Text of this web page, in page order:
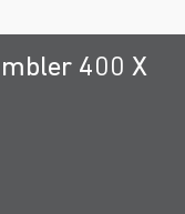
400 X